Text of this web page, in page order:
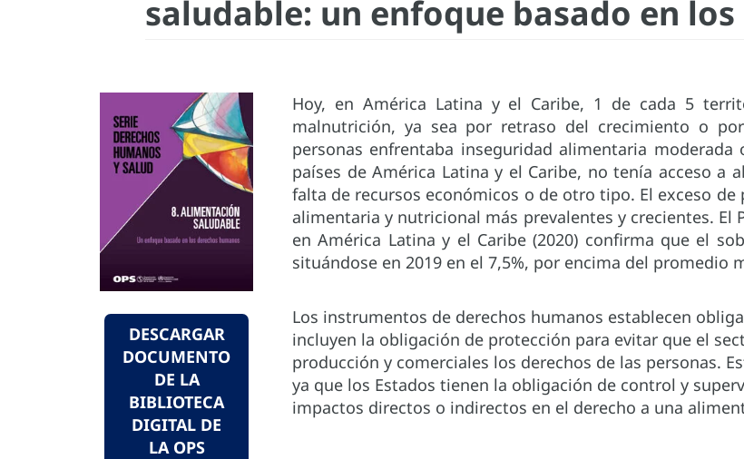
saludable: un enfoque basado en
DESCARGAR
DOCUMENTO
DE LA
BIBLIOTECA
DIGITAL DE
LA OPS
Hoy, en América Latina y el Caribe, 1 de cada 5
malnutrición, ya sea por retraso del crecimiento o
personas enfrentaba inseguridad alimentaria
países de América Latina y el Caribe, no tenía acceso a
falta de recursos económicos o de otro tipo. El exceso
alimentaria y nutricional más prevalentes y crecientes.
en América Latina y el Caribe (2020) confirma que el
situándose en 2019 en el 7,5%, por encima del promedio
Los instrumentos de derechos humanos establecen
incluyen la obligación de protección para evitar que el
producción y comerciales los derechos de las personas.
ya que los Estados tienen la obligación de control y
impactos directos o indirectos en el derecho a una